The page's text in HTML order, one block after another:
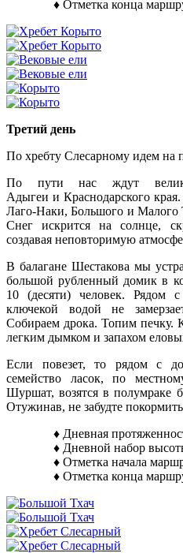
♦ Отметка конца
Третий день
По хребту Слесарному идем на
По пути нас ждут
Адыгеи и Краснодарского
Лаго-Наки, Большого и Малого
Снег искрится на солнце,
создавая неповторимую
В балагане Шестакова мы
большой рубленный домик в
10 (десяти) человек. Рядом
ключекой водой не
Собираем дрока. Топим печку.
легким дымком и запахом
Если повезет, то рядом с
семейство ласок, по
Шуршат, возятся в
Отужинав, не забудте
♦ Дневная
♦ Дневной набор
♦ Отметка начала
♦ Отметка конца